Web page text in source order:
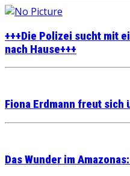
+++Die Polizei sucht mit
nach Hause+++
Fiona Erdmann freut sich
Das Wunder im